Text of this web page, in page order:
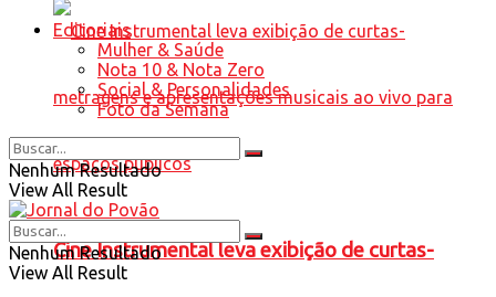
Cine Instrumental leva exibição de curtas-
Editoriais
Mulher & Saúde
Nota 10 & Nota Zero
Social & Personalidades
Foto da Semana
Nenhum Resultado
View All Result
Nenhum Resultado
View All Result